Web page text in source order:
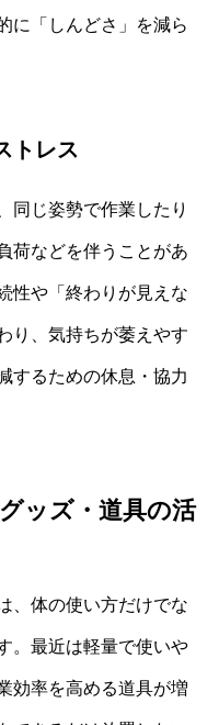
に「しんどさ」を減ら
トレス
同じ姿勢で作業したり
荷などを伴うことがあ
性や「終わりが見えな
り、気持ちが萎えやす
するための休息・協力
ッズ・道具の活
、体の使い方だけでな
。最近は軽量で使いや
効率を高める道具が増